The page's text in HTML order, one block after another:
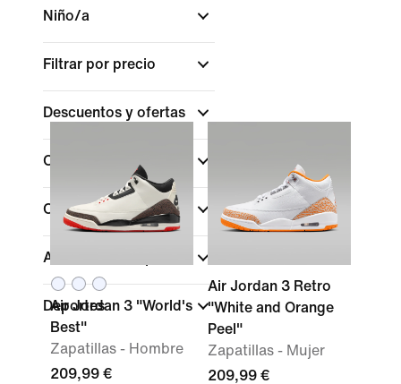
Niño/a
Filtrar por precio
Descuentos y ofertas
Color
Colecciones
Altura de las zapatillas
Deportes
Air Jordan 3 "World's
Best"
Zapatillas - Hombre
209,99 €
Air Jordan 3 Retro
"White and Orange
Peel"
Zapatillas - Mujer
209,99 €